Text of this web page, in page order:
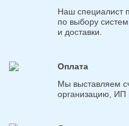
Наш специалист
по выбору
и доставки.
Оплата
Мы выставляем
организацию, ИП